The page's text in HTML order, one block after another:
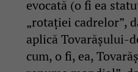
evocată (o fi ea
„rotației cadrelor”,
aplică Tovarășului-
cum, o fi, ea,